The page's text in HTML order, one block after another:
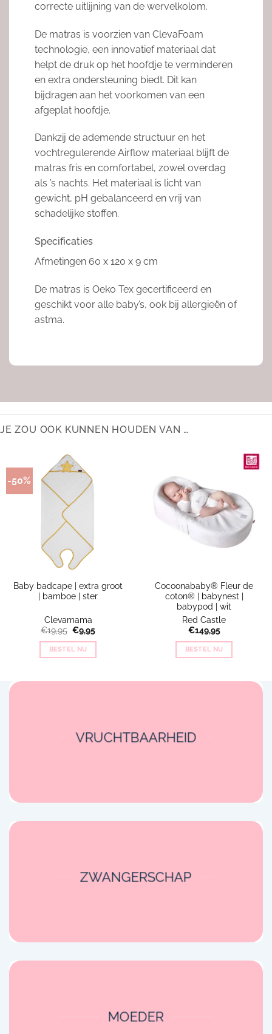
correcte uitlijning van de wervelkolom.
De matras is voorzien van ClevaFoam
technologie, een innovatief materiaal dat
helpt de druk op het hoofdje te verminderen
en extra ondersteuning biedt. Dit kan
bijdragen aan het voorkomen van een
afgeplat hoofdje.
Dankzij de ademende structuur en het
vochtregulerende Airflow materiaal blijft de
matras fris en comfortabel, zowel overdag
als ’s nachts. Het materiaal is licht van
gewicht, pH gebalanceerd en vrij van
schadelijke stoffen.
Specificaties
Afmetingen 60 x 120 x 9 cm
De matras is Oeko Tex gecertificeerd en
geschikt voor alle baby’s, ook bij allergieën of
astma.
JE ZOU OOK KUNNEN HOUDEN VAN …
-50%
Baby badcape | extra groot
| bamboe | ster
Clevamama
€19,95 Oorspronkelijke
prijs
was:
€19,95.
€9,95Huidige
is:
BESTEL NU
Cocoonababy® Fleur de
coton® | babynest |
babypod | wit
Red Castle
€149,95
BESTEL NU
VRUCHTBAARHEID
ZWANGERSCHAP
MOEDER